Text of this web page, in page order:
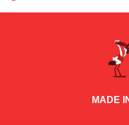
MADE